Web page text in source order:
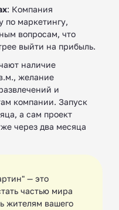
: Компания
по маркетингу,
вопросам, что
выйти на прибыль.
наличие
желание
и
компании. Запуск
а сам проект
через два месяца
— это
частью мира
жителям вашего